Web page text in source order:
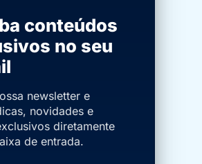
conteúdos
no seu
newsletter e
novidades e
diretamente
de entrada.